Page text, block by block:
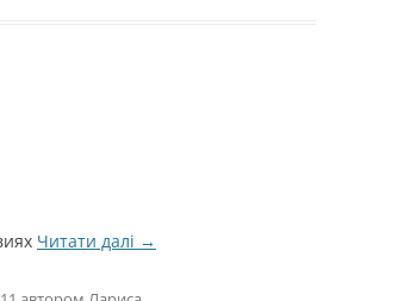
Читати далі →